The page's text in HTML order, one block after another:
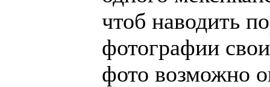
чтоб наводить
фотографии
фото возможно